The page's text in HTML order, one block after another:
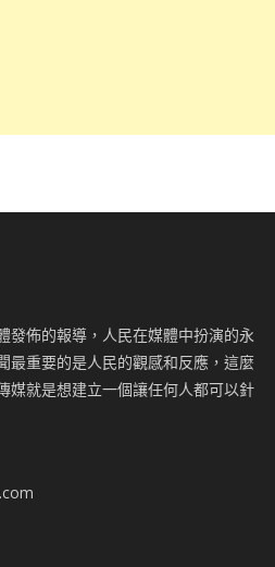
發佈的報導，人民在媒體中扮演的永
最重要的是人民的觀感和反應，這麼
媒就是想建立一個讓任何人都可以針